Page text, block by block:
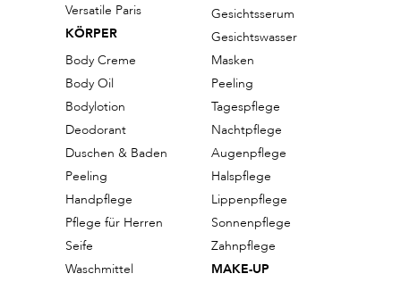
Versatile Paris
KÖRPER
Body Creme
Body Oil
Bodylotion
Deodorant
Duschen & Baden
Peeling
Handpflege
Pflege für Herren
Seife
Waschmittel
Gesichtsserum
Gesichtswasser
Masken
Peeling
Tagespflege
Nachtpflege
Augenpflege
Halspflege
Lippenpflege
Sonnenpflege
Zahnpflege
MAKE-UP